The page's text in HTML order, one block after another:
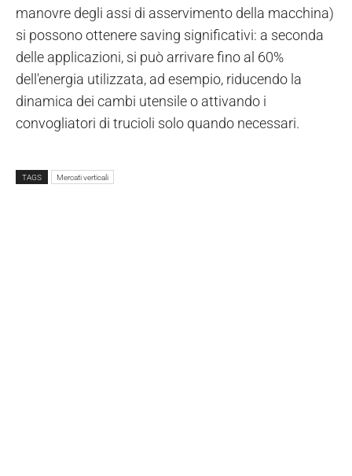
manovre degli assi di asservimento della macchina)
si possono ottenere saving significativi: a seconda
delle applicazioni, si può arrivare fino al 60%
dell'energia utilizzata, ad esempio, riducendo la
dinamica dei cambi utensile o attivando i
convogliatori di trucioli solo quando necessari.
TAGS Mercati verticali